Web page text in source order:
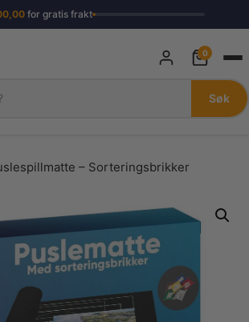
for gratis frakt
Søk
0
– Sorteringsbrikker